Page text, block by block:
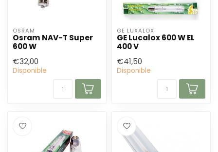
OSRAM
Osram NAV-T Super
600 W
€32,00
Disponible
GE LUXALOX
GE Lucalox 600 W EL
400 V
€41,50
Disponible